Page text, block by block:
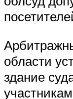
области
здание